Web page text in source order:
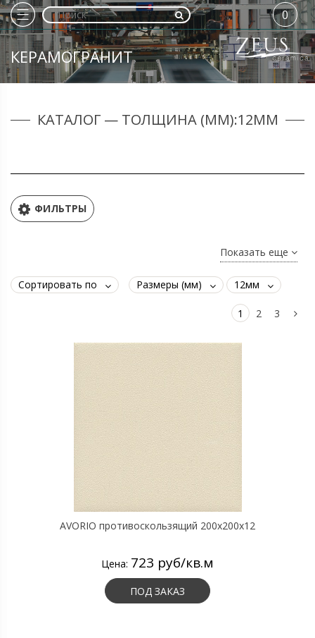
КЕРАМОГРАНИТ
0
КАТАЛОГ — ТОЛЩИНА (ММ):12ММ
ФИЛЬТРЫ
Показать еще
Сортировать по Размеры (мм) 12мм
1 2 3
AVORIO противоскользящий 200х200х12
Цена: 723 руб/кв.м
ПОД ЗАКАЗ